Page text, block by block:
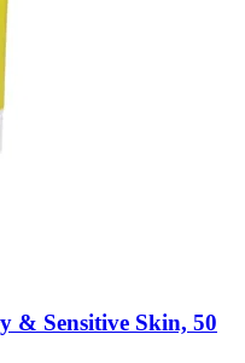
& Sensitive Skin, 50